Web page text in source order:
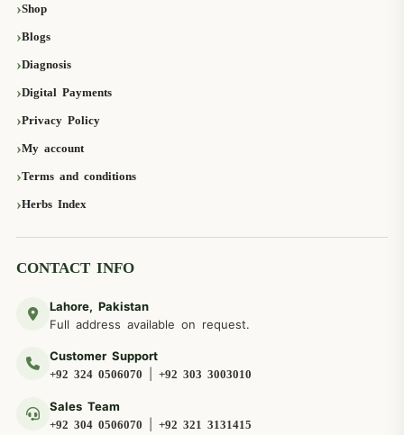
Shop
Blogs
Diagnosis
Digital Payments
Privacy Policy
My account
Terms and conditions
Herbs Index
CONTACT INFO
Lahore, Pakistan
Full address available on request.
Customer Support
+92 324 0506070 +92 303 3003010
Sales Team
+92 304 0506070 +92 321 3131415